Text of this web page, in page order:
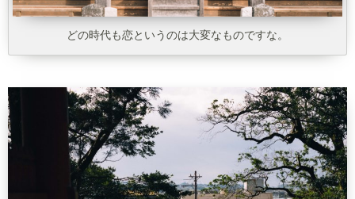
どの時代も恋というのは大変なものですな。